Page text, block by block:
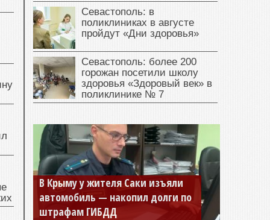
Севастополь: в
поликлиниках в августе
пройдут «Дни здоровья»
Севастополь: более 200
горожан посетили школу
здоровья «Здоровый век» в
поликлинике № 7
В Крыму у жителя Саки изъяли
автомобиль — накопил долги по
штрафам ГИБДД